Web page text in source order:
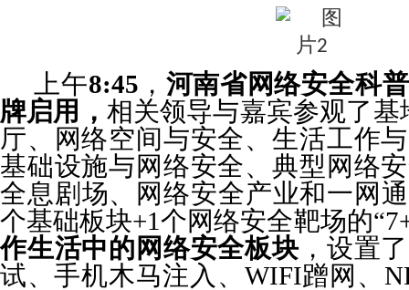
上午8:45 ， 河南省网络安全科
牌启用， 相关领导与嘉宾参观了基
厅、网络空间与安全、生活工作
基础设施与网络安全、典型网络
全息剧场、网络安全产业和一网
个基础板块+1个网络安全靶场的
作生活中的网络安全板块，设置
试、手机木马注入、WIFI蹭网、